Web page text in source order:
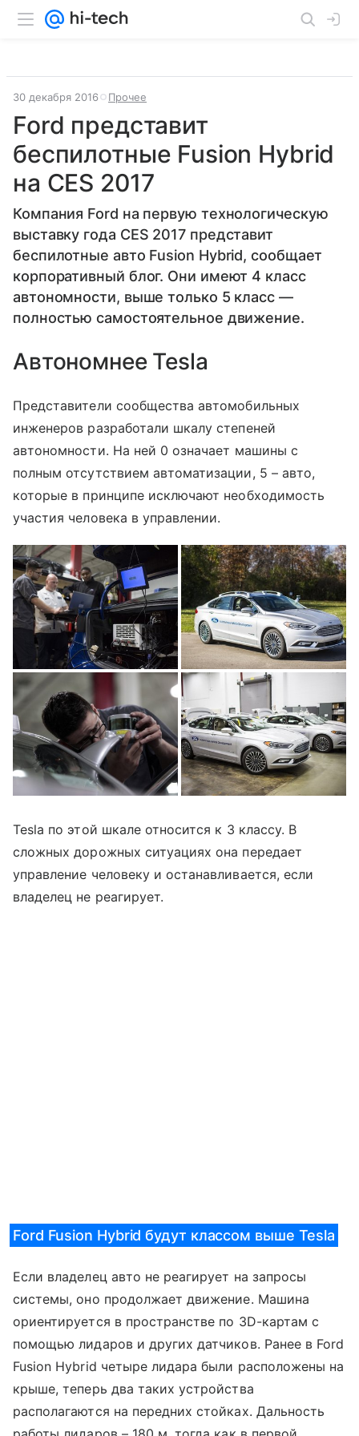
30 декабря 2016 Прочее
Ford представит
беспилотные Fusion Hybrid
на CES 2017
Компания Ford на первую технологическую
выставку года CES 2017 представит
беспилотные авто Fusion Hybrid, сообщает
корпоративный блог. Они имеют 4 класс
автономности, выше только 5 класс —
полностью самостоятельное движение.
Автономнее Tesla
Представители сообщества автомобильных
инженеров разработали шкалу степеней
автономности. На ней 0 означает машины с
полным отсутствием автоматизации, 5 – авто,
которые в принципе исключают необходимость
участия человека в управлении.
Tesla по этой шкале относится к 3 классу. В
сложных дорожных ситуациях она передает
управление человеку и останавливается, если
владелец не реагирует.
Ford Fusion Hybrid будут классом выше Tesla
Если владелец авто не реагирует на запросы
системы, оно продолжает движение. Машина
ориентируется в пространстве по 3D-картам с
помощью лидаров и других датчиков. Ранее в Ford
Fusion Hybrid четыре лидара были расположены на
крыше, теперь два таких устройства
располагаются на передних стойках. Дальность